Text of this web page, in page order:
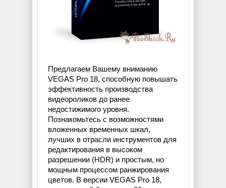
Предлагаем Вашему вниманию
VEGAS Pro 18, способную повышать
эффективность производства
видеороликов до ранее
недостижимого уровня.
Познакомьтесь с возможностями
вложенных временных шкал,
лучших в отрасли инструментов для
редактирования в высоком
разрешении (HDR) и простым, но
мощным процессом ранжирования
цветов. В версии VEGAS Pro 18,